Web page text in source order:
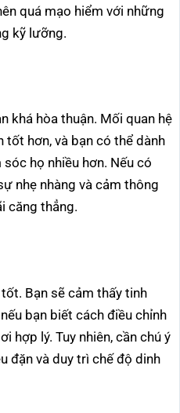
quá mạo hiểm với những
kỹ lưỡng.
khá hòa thuận. Mối quan hệ
hơn, và bạn có thể dành
họ nhiều hơn. Nếu có
nhẹ nhàng và cảm thông
căng thẳng.
Bạn sẽ cảm thấy tinh
bạn biết cách điều chỉnh
hợp lý. Tuy nhiên, cần chú ý
đặn và duy trì chế độ dinh